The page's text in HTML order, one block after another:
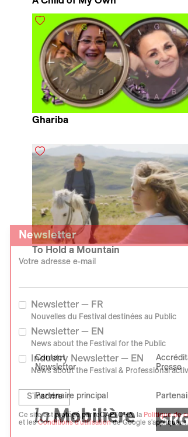
Ghariba
To Hold a Mountain
Biljana Tutorov & Petar Glomazić
Contact
Newsletter
Presse
Partenaire principal
Newsletter
Votre adresse e-mail
Newsletter — FR
Nouvelles du Festival destinées au Public
Newsletter — EN
News about the Festival for the Public
Industry Newsletter — EN
News about the Festival & Professional
S'inscrire
Ce site est protégé par reCAPTCHA, la Politique de
et lesConditions d'utilisationde Google s'appliquent.